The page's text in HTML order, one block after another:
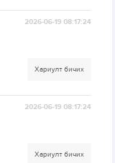
2026-06-19 08:17:24
Хариулт бичих
2026-06-19 08:17:24
Хариулт бичих